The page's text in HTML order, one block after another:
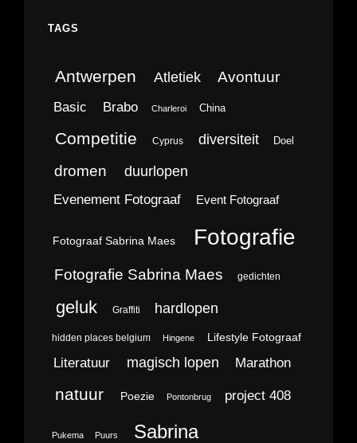
TAGS
Antwerpen Atletiek Avontuur
Basic Brabo Charleroi China
Competitie Cyprus diversiteit Doel
dromen duurlopen
Evenement Fotograaf Event Fotograaf
Fotograaf Sabrina Maes Fotografie
Fotografie Sabrina Maes gedichten
geluk Graffiti hardlopen
hidden places belgium Hingene Lifestyle Fotograaf
Literatuur magisch lopen Marathon
natuur Poezie Pontonbrug project 408
Pukema Puurs Sabrina